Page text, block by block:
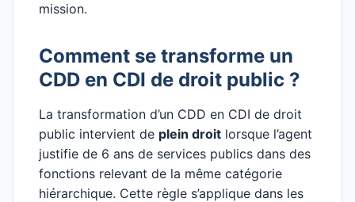
mission.
Comment se transforme un
CDD en CDI de droit public ?
La transformation d’un CDD en CDI de droit
public intervient de plein droit lorsque l’agent
justifie de 6 ans de services publics dans des
fonctions relevant de la même catégorie
hiérarchique. Cette règle s’applique dans les